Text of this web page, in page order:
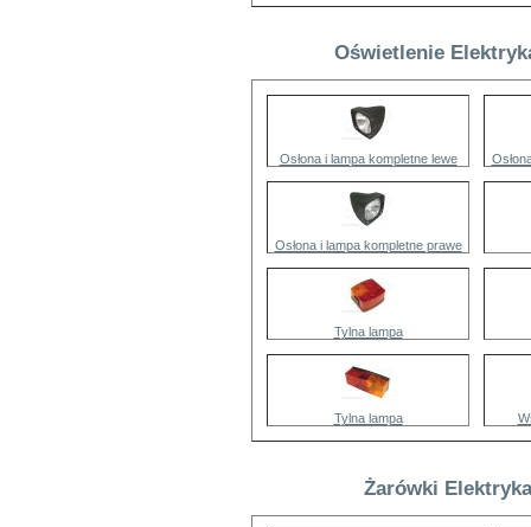
Oświetlenie
Osłona i lampa kompletne lewe
Osłona i lampa kompletne prawe
Tylna lampa
Tylna lampa
Żarówki